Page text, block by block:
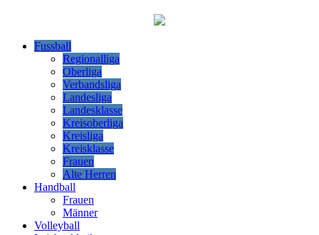
Fussball
Regionalliga
Oberliga
Verbandsliga
Landesliga
Landesklasse
Kreisoberliga
Kreisliga
Kreisklasse
Frauen
Alte Herren
Handball
Frauen
Männer
Volleyball